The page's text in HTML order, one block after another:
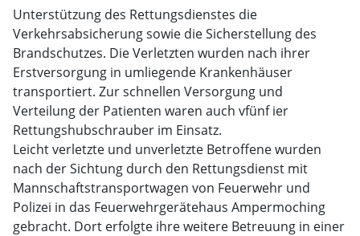
Unterstützung des Rettungsdienstes die
Verkehrsabsicherung sowie die Sicherstellung des
Brandschutzes. Die Verletzten wurden nach ihrer
Erstversorgung in umliegende Krankenhäuser
transportiert. Zur schnellen Versorgung und
Verteilung der Patienten waren auch vfünf ier
Rettungshubschrauber im Einsatz.
Leicht verletzte und unverletzte Betroffene wurden
nach der Sichtung durch den Rettungsdienst mit
Mannschaftstransportwagen von Feuerwehr und
Polizei in das Feuerwehrgerätehaus Ampermoching
gebracht. Dort erfolgte ihre weitere Betreuung in einer